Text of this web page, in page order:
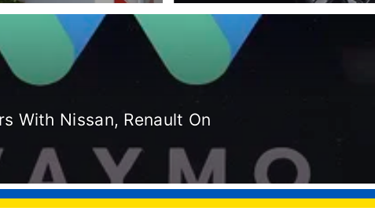
With Nissan, Renault On